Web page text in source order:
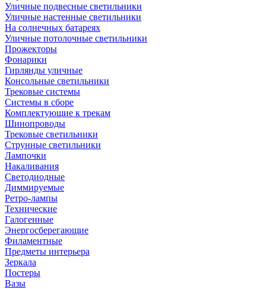
Уличные подвесные светильники
Уличные настенные светильники
На солнечных батареях
Уличные потолочные светильники
Прожекторы
Фонарики
Гирлянды уличные
Консольные светильники
Трековые системы
Системы в сборе
Комплектующие к трекам
Шинопроводы
Трековые светильники
Струнные светильники
Лампочки
Накаливания
Светодиодные
Диммируемые
Ретро-лампы
Технические
Галогенные
Энергосберегающие
Филаментные
Предметы интерьера
Зеркала
Постеры
Вазы